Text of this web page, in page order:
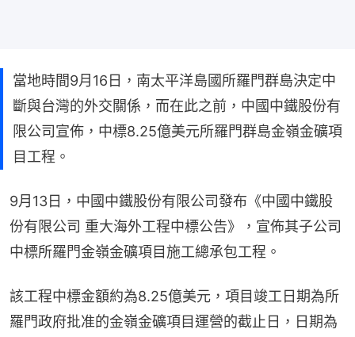
當地時間9月16日，南太平洋島國所羅門群島決定中
斷與台灣的外交關係，而在此之前，中國中鐵股份有
限公司宣佈，中標8.25億美元所羅門群島金嶺金礦項
目工程。
9月13日，中國中鐵股份有限公司發布《中國中鐵股
份有限公司 重大海外工程中標公告》，宣佈其子公司
中標所羅門金嶺金礦項目施工總承包工程。
該工程中標金額約為8.25億美元，項目竣工日期為所
羅門政府批准的金嶺金礦項目運營的截止日，日期為